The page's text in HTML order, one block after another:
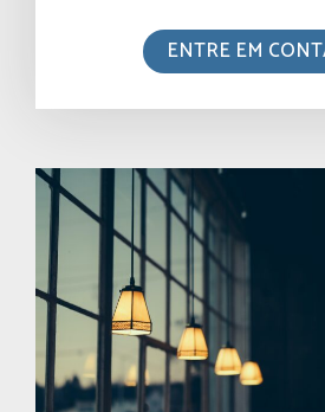
ENTRE EM